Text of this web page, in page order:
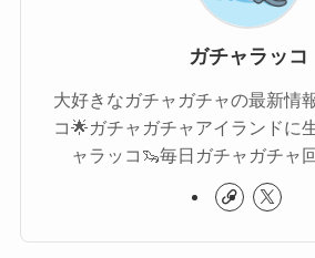
ガチャラッコ
大好きなガチャガチャの最新情
コ🌟ガチャガチャアイランドに
ャラッコ🦦毎日ガチャガチャ